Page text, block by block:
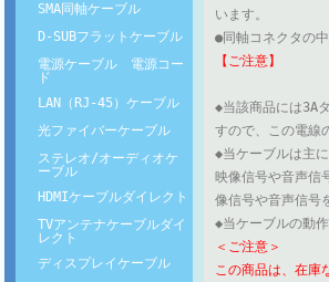
SMA同軸ケーブル
D-SUBフラットケーブル
電源ケーブル 電源コー
ド
LAN（RJ-45）ケーブル
光ファイバーケーブル
ステレオ/オーディオケ
ーブル
HDMIケーブルダイレクト
TVアンテナケーブルダイ
レクト
ディスプレイケーブル
います。
●同軸コネクタの
【ご注意】
◆当該商品には3A
すので、この電線
◆当ケーブルは主
映像信号や音声信
像信号や音声信号
◆当ケーブルの動
＜ご注意＞
この商品は、在庫